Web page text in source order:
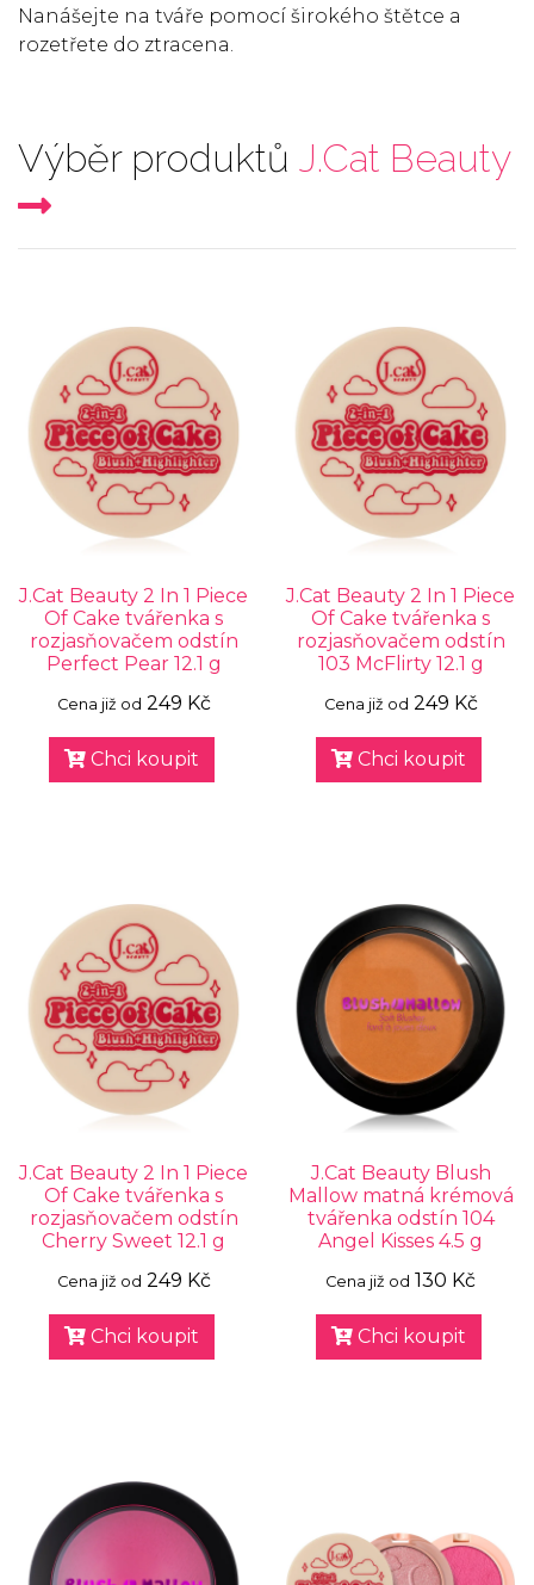
Nanášejte na tváře pomocí širokého štětce a
rozetřete do ztracena.
Výběr produktů J.Cat Beauty
J.Cat Beauty 2 In 1 Piece
Of Cake tvářenka s
rozjasňovačem odstín
Perfect Pear 12.1 g
Cena již od 249 Kč
Chci koupit
J.Cat Beauty 2 In 1 Piece
Of Cake tvářenka s
rozjasňovačem odstín
103 McFlirty 12.1 g
Cena již od 249 Kč
Chci koupit
J.Cat Beauty 2 In 1 Piece
Of Cake tvářenka s
rozjasňovačem odstín
Cherry Sweet 12.1 g
Cena již od 249 Kč
Chci koupit
J.Cat Beauty Blush
Mallow matná krémová
tvářenka odstín 104
Angel Kisses 4.5 g
Cena již od 130 Kč
Chci koupit